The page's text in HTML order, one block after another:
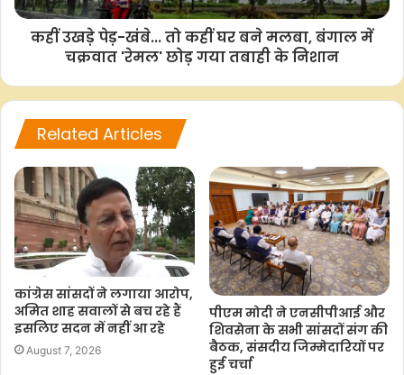
कहीं उखड़े पेड़-खंबे... तो कहीं घर बने मलबा, बंगाल में
चक्रवात 'रेमल' छोड़ गया तबाही के निशान
Related Articles
कांग्रेस सांसदों ने लगाया आरोप,
अमित शाह सवालों से बच रहे हैं
इसलिए सदन में नहीं आ रहे
August 7, 2026
पीएम मोदी ने एनसीपीआई और
शिवसेना के सभी सांसदों संग की
बैठक, संसदीय जिम्मेदारियों पर
हुई चर्चा